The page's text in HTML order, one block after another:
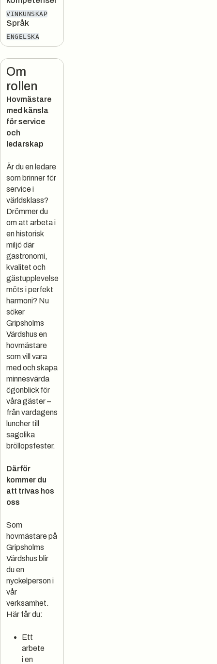
VINKUNSKAP
Språk
ENGELSKA
Om
rollen
Hovmästare
med känsla
för service
och
ledarskap
Är du en ledare
som brinner för
service i
världsklass?
Drömmer du
om att arbeta i
en historisk
miljö där
gastronomi,
kvalitet och
gästupplevelse
möts i perfekt
harmoni? Nu
söker
Gripsholms
Värdshus en
hovmästare
som vill vara
med och skapa
minnesvärda
ögonblick för
våra gäster –
från vardagens
luncher till
sagolika
bröllopsfester.
Därför
kommer du
att trivas hos
oss
Som
hovmästare på
Gripsholms
Värdshus blir
du en
nyckelperson i
vår
verksamhet.
Här får du:
Ett
arbete
i en